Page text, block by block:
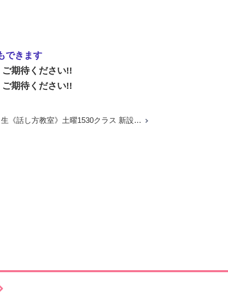
できます
期待ください!!
期待ください!!
《話し方教室》 土曜1530クラス 新設…